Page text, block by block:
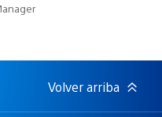
Volver arriba